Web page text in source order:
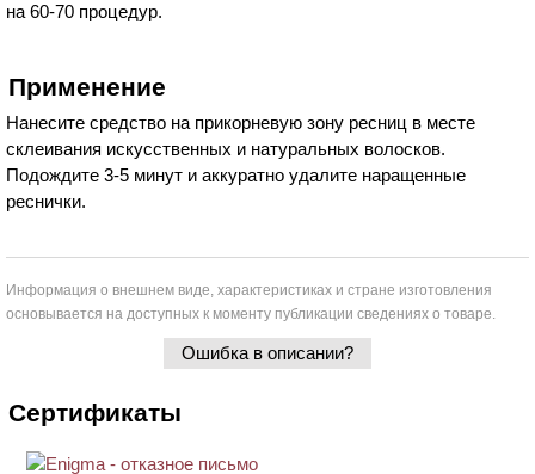
на 60-70 процедур.
Применение
Нанесите средство на прикорневую зону ресниц в месте
склеивания искусственных и натуральных волосков.
Подождите 3-5 минут и аккуратно удалите наращенные
реснички.
Информация о внешнем виде, характеристиках и стране изготовления
основывается на доступных к моменту публикации сведениях о товаре.
Ошибка в описании?
Сертификаты